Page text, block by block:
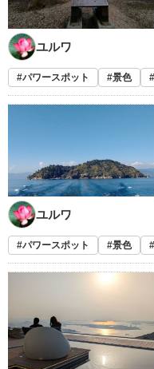
ユルワ
パワースポット 景色
ユルワ
パワースポット 景色